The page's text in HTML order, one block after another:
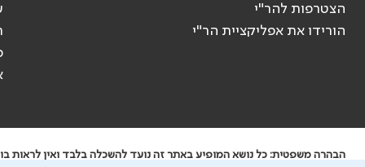
הצטרפות להר"י
הורידו את אפליקציית הר"י
הבהרה משפטית: כל נושא המופיע באתר זה נועד להשכלה בלבד ואין לראות